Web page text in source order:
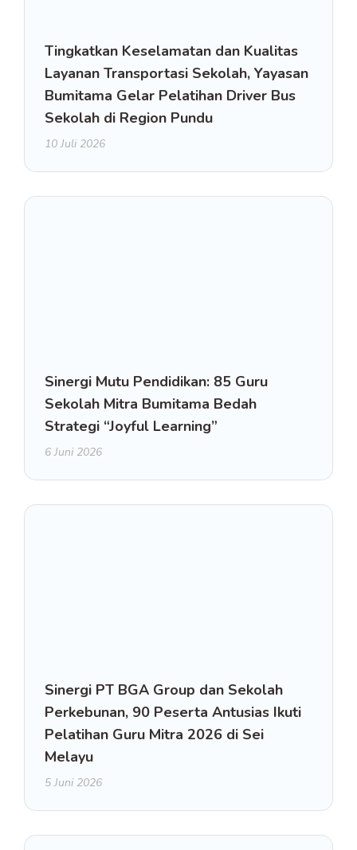
Tingkatkan Keselamatan dan Kualitas
Layanan Transportasi Sekolah, Yayasan
Bumitama Gelar Pelatihan Driver Bus
Sekolah di Region Pundu
10 Juli 2026
Sinergi Mutu Pendidikan: 85 Guru
Sekolah Mitra Bumitama Bedah
Strategi “Joyful Learning”
6 Juni 2026
Sinergi PT BGA Group dan Sekolah
Perkebunan, 90 Peserta Antusias Ikuti
Pelatihan Guru Mitra 2026 di Sei
Melayu
5 Juni 2026